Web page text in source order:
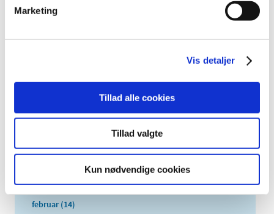
Marketing
Vis detaljer
Tillad alle cookies
Tillad valgte
Kun nødvendige cookies
2019 (159)
maj (18)
marts (21)
februar (14)